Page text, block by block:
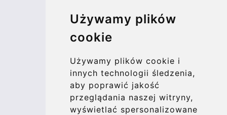
Używamy plików
cookie
Używamy plików cookie i
innych technologii śledzenia,
aby poprawić jakość
przeglądania naszej witryny,
wyświetlać spersonalizowane
More
Blog
Contact
info@bucharesttransfer.com